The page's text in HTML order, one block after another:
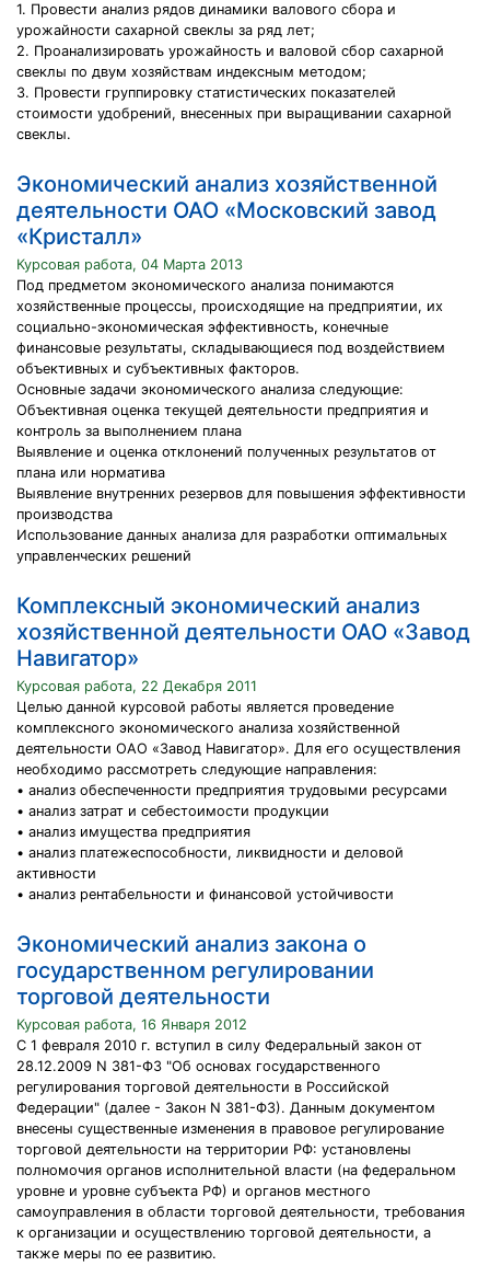
1. Провести анализ рядов динамики валового сбора и
урожайности сахарной свеклы за ряд лет;
2. Проанализировать урожайность и валовой сбор сахарной
свеклы по двум хозяйствам индексным методом;
3. Провести группировку статистических показателей
стоимости удобрений, внесенных при выращивании сахарной
свеклы.
Экономический анализ хозяйственной
деятельности ОАО «Московский завод
«Кристалл»
Курсовая работа, 04 Марта 2013
Под предметом экономического анализа понимаются
хозяйственные процессы, происходящие на предприятии, их
социально-экономическая эффективность, конечные
финансовые результаты, складывающиеся под воздействием
объективных и субъективных факторов.
Основные задачи экономического анализа следующие:
Объективная оценка текущей деятельности предприятия и
контроль за выполнением плана
Выявление и оценка отклонений полученных результатов от
плана или норматива
Выявление внутренних резервов для повышения эффективности
производства
Использование данных анализа для разработки оптимальных
управленческих решений
Комплексный экономический анализ
хозяйственной деятельности ОАО «Завод
Навигатор»
Курсовая работа, 22 Декабря 2011
Целью данной курсовой работы является проведение
комплексного экономического анализа хозяйственной
деятельности ОАО «Завод Навигатор». Для его осуществления
необходимо рассмотреть следующие направления:
• анализ обеспеченности предприятия трудовыми ресурсами
• анализ затрат и себестоимости продукции
• анализ имущества предприятия
• анализ платежеспособности, ликвидности и деловой
активности
• анализ рентабельности и финансовой устойчивости
Экономический анализ закона о
государственном регулировании
торговой деятельности
Курсовая работа, 16 Января 2012
С 1 февраля 2010 г. вступил в силу Федеральный закон от
28.12.2009 N 381-ФЗ "Об основах государственного
регулирования торговой деятельности в Российской
Федерации" (далее - Закон N 381-ФЗ). Данным документом
внесены существенные изменения в правовое регулирование
торговой деятельности на территории РФ: установлены
полномочия органов исполнительной власти (на федеральном
уровне и уровне субъекта РФ) и органов местного
самоуправления в области торговой деятельности, требования
к организации и осуществлению торговой деятельности, а
также меры по ее развитию.